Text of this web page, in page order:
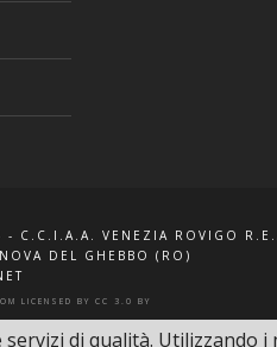
- C.C.I.A.A. VENEZIA ROVIGO
DEL GHEBBO (RO)
LICENSED BY CC 3.0 BY
di qualità. Utilizzando